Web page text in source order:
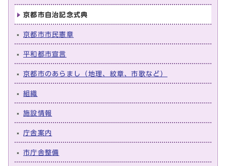
京都市自治記念式典
京都市市民憲章
平和都市宣言
京都市のあらまし（地理、紋章、市歌など）
組織
施設情報
庁舎案内
市庁舎整備